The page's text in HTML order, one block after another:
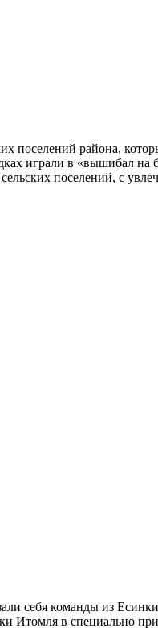
района,
играли в «вышибал на
поселений, с
себя команды из
в специально